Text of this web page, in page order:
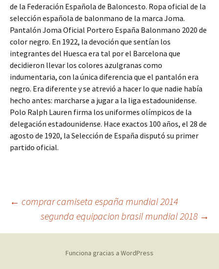
de la Federación Española de Baloncesto. Ropa oficial de la
selección española de balonmano de la marca Joma.
Pantalón Joma Oficial Portero España Balonmano 2020 de
color negro. En 1922, la devoción que sentían los
integrantes del Huesca era tal por el Barcelona que
decidieron llevar los colores azulgranas como
indumentaria, con la única diferencia que el pantalón era
negro. Era diferente y se atrevió a hacer lo que nadie había
hecho antes: marcharse a jugar a la liga estadounidense.
Polo Ralph Lauren firma los uniformes olímpicos de la
delegación estadounidense. Hace exactos 100 años, el 28 de
agosto de 1920, la Selección de España disputó su primer
partido oficial.
Navegación
de
← comprar camiseta españa mundial 2014
segunda equipacion brasil mundial 2018 →
Funciona gracias a WordPress